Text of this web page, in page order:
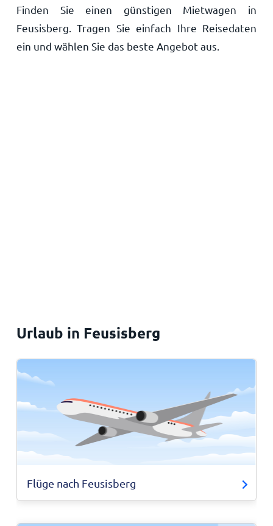
Startseite
Finden Sie einen günstigen Mietwagen in
Feusisberg. Tragen Sie einfach Ihre Reisedaten
ein und wählen Sie das beste Angebot aus.
Urlaub in Feusisberg
Flüge nach Feusisberg